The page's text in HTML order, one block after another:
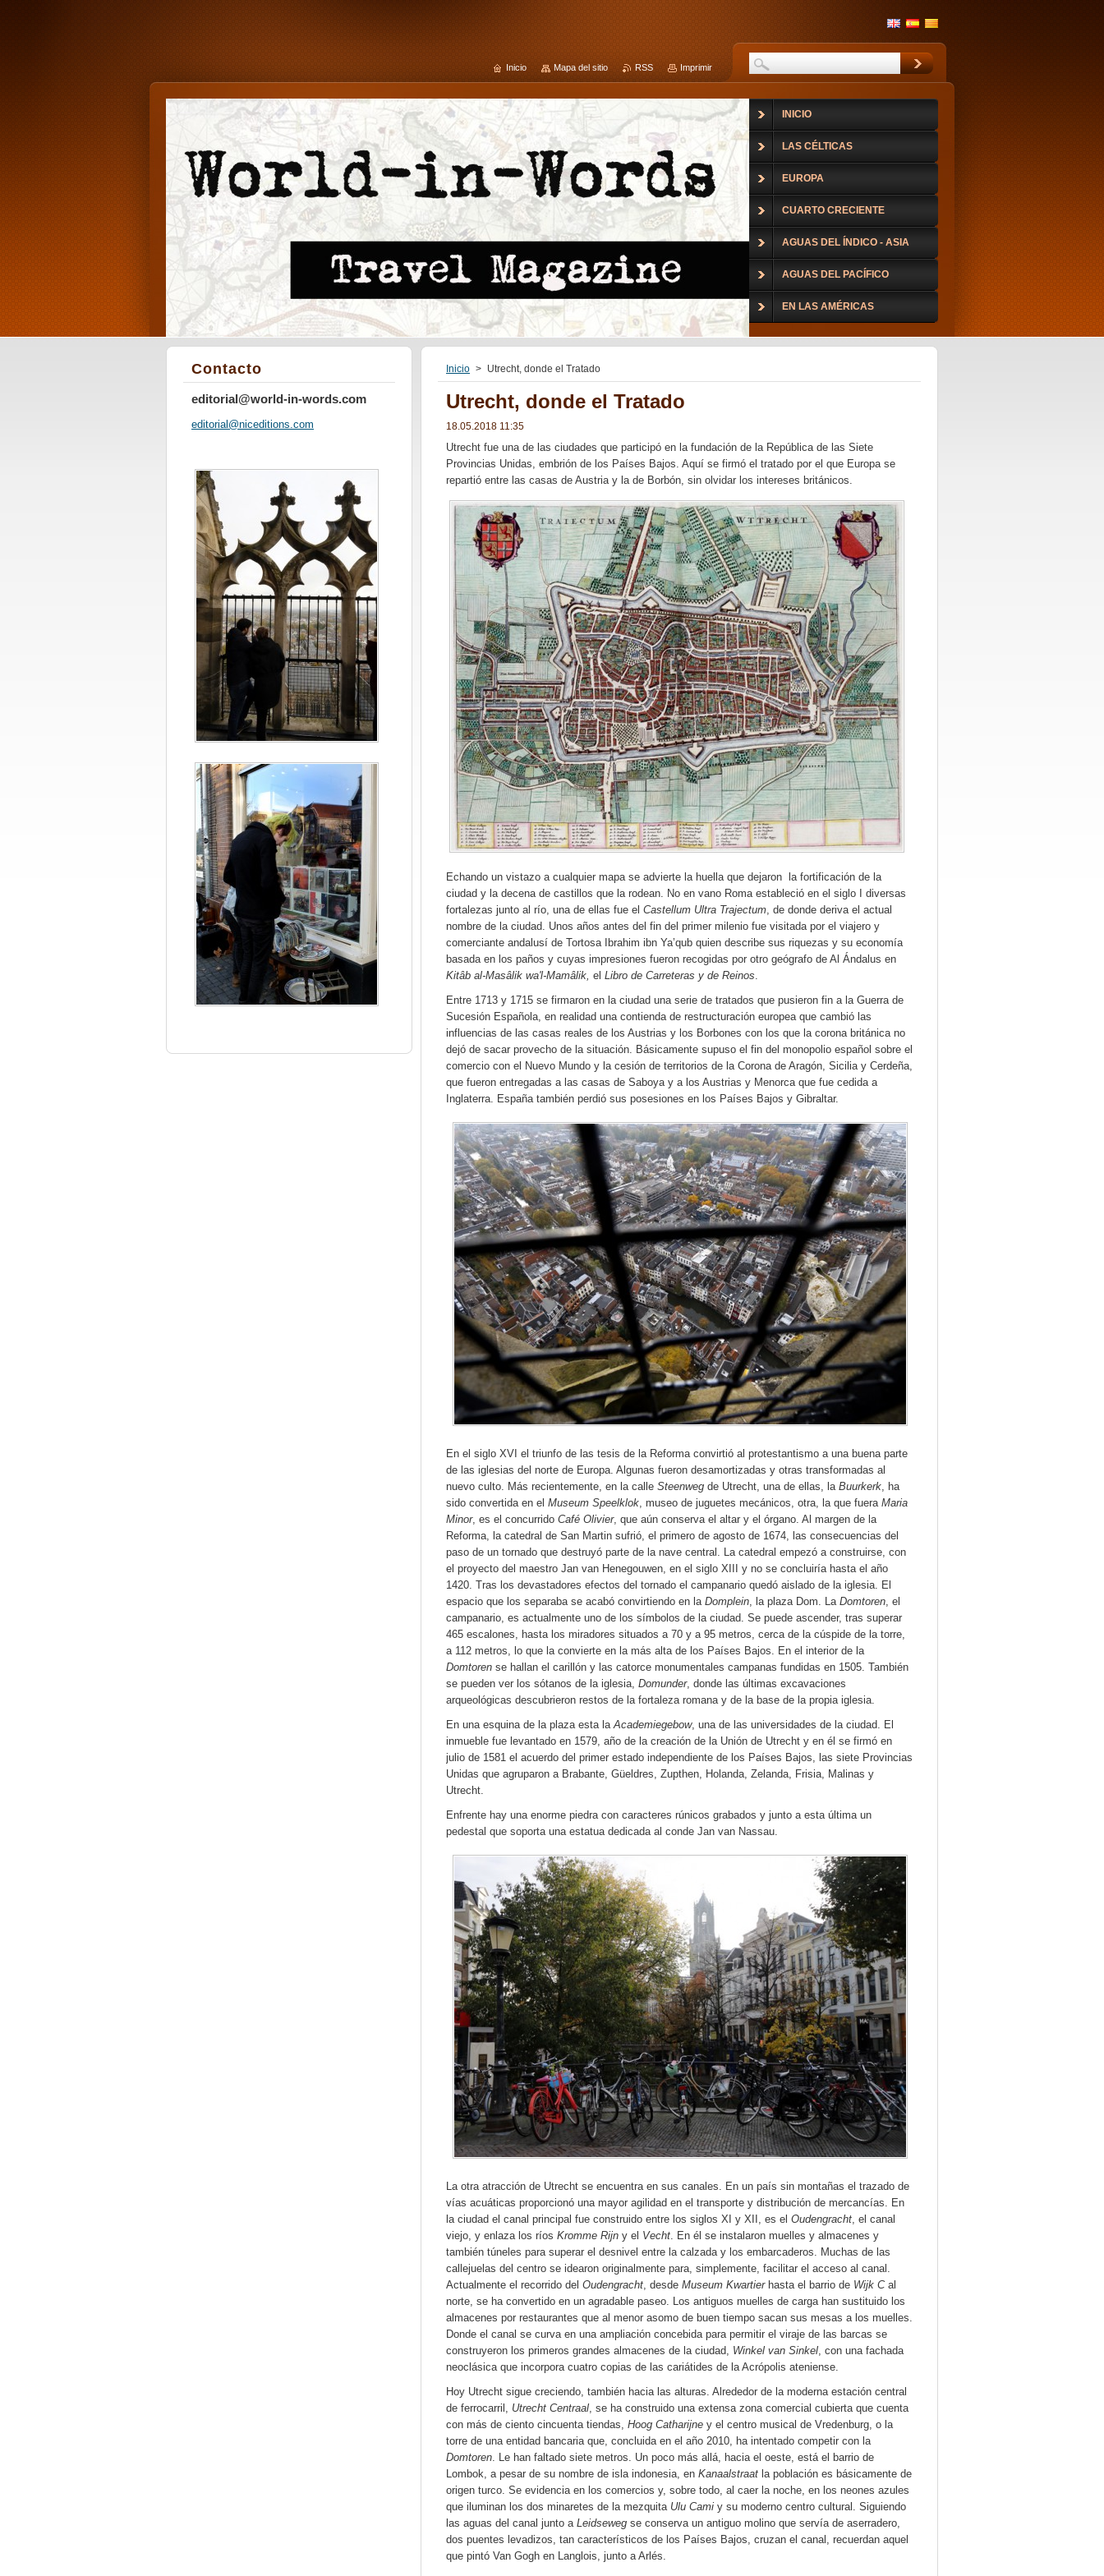
Inicio > Utrecht, donde el Tratado
Utrecht, donde el Tratado
18.05.2018 11:35
Utrecht fue una de las ciudades que participó en la fundación de la República de las Siete
Provincias Unidas, embrión de los Países Bajos. Aquí se firmó el tratado por el que Europa se
repartió entre las casas de Austria y la de Borbón, sin olvidar los intereses británicos.
Echando un vistazo a cualquier mapa se advierte la huella que dejaron la fortificación de la
ciudad y la decena de castillos que la rodean. No en vano Roma estableció en el siglo I diversas
fortalezas junto al río, una de ellas fue el Castellum Ultra Trajectum, de donde deriva el actual
nombre de la ciudad. Unos años antes del fin del primer milenio fue visitada por el viajero y
comerciante andalusí de Tortosa Ibrahim ibn Ya’qub quien describe sus riquezas y su economía
basada en los paños y cuyas impresiones fueron recogidas por otro geógrafo de Al Ándalus en
Kitâb al-Masâlik wa'l-Mamâlik, el Libro de Carreteras y de Reinos.
Entre 1713 y 1715 se firmaron en la ciudad una serie de tratados que pusieron fin a la Guerra de
Sucesión Española, en realidad una contienda de restructuración europea que cambió las
influencias de las casas reales de los Austrias y los Borbones con los que la corona británica no
dejó de sacar provecho de la situación. Básicamente supuso el fin del monopolio español sobre el
comercio con el Nuevo Mundo y la cesión de territorios de la Corona de Aragón, Sicilia y Cerdeña,
que fueron entregadas a las casas de Saboya y a los Austrias y Menorca que fue cedida a
Inglaterra. España también perdió sus posesiones en los Países Bajos y Gibraltar.
En el siglo XVI el triunfo de las tesis de la Reforma convirtió al protestantismo a una buena parte
de las iglesias del norte de Europa. Algunas fueron desamortizadas y otras transformadas al
nuevo culto. Más recientemente, en la calle Steenweg de Utrecht, una de ellas, la Buurkerk, ha
sido convertida en el Museum Speelklok, museo de juguetes mecánicos, otra, la que fuera Maria
Minor, es el concurrido Café Olivier, que aún conserva el altar y el órgano. Al margen de la
Reforma, la catedral de San Martin sufrió, el primero de agosto de 1674, las consecuencias del
paso de un tornado que destruyó parte de la nave central. La catedral empezó a construirse, con
el proyecto del maestro Jan van Henegouwen, en el siglo XIII y no se concluiría hasta el año
1420. Tras los devastadores efectos del tornado el campanario quedó aislado de la iglesia. El
espacio que los separaba se acabó convirtiendo en la Domplein, la plaza Dom. La Domtoren, el
campanario, es actualmente uno de los símbolos de la ciudad. Se puede ascender, tras superar
465 escalones, hasta los miradores situados a 70 y a 95 metros, cerca de la cúspide de la torre,
a 112 metros, lo que la convierte en la más alta de los Países Bajos. En el interior de la
Domtoren se hallan el carillón y las catorce monumentales campanas fundidas en 1505. También
se pueden ver los sótanos de la iglesia, Domunder, donde las últimas excavaciones
arqueológicas descubrieron restos de la fortaleza romana y de la base de la propia iglesia.
En una esquina de la plaza esta laAcademiegebow, una de las universidades de la ciudad. El
inmueble fue levantado en 1579, año de la creación de la Unión de Utrecht y en él se firmó en
julio de 1581 el acuerdo del primer estado independiente de los Países Bajos, las siete Provincias
Unidas que agruparon a Brabante, Güeldres, Zupthen, Holanda, Zelanda, Frisia, Malinas y
Utrecht.
Enfrente hay una enorme piedra con caracteres rúnicos grabados y junto a esta última un
pedestal que soporta una estatua dedicada al conde Jan van Nassau.
La otra atracción de Utrecht se encuentra en sus canales. En un país sin montañas el trazado de
vías acuáticas proporcionó una mayor agilidad en el transporte y distribución de mercancías. En
la ciudad el canal principal fue construido entre los siglos XI y XII, es el Oudengracht, el canal
viejo, y enlaza los ríos Kromme Rijn y el Vecht. En él se instalaron muelles y almacenes y
también túneles para superar el desnivel entre la calzada y los embarcaderos. Muchas de las
callejuelas del centro se idearon originalmente para, simplemente, facilitar el acceso al canal.
Actualmente el recorrido del Oudengracht, desde Museum Kwartierhasta el barrio de Wijk Cal
norte, se ha convertido en un agradable paseo. Los antiguos muelles de carga han sustituido los
almacenes por restaurantes que al menor asomo de buen tiempo sacan sus mesas a los muelles.
Donde el canal se curva en una ampliación concebida para permitir el viraje de las barcas se
construyeron los primeros grandes almacenes de la ciudad, Winkel van Sinkel, con una fachada
neoclásica que incorpora cuatro copias de las cariátides de la Acrópolis ateniense.
Hoy Utrecht sigue creciendo, también hacia las alturas. Alrededor de la moderna estación central
de ferrocarril, Utrecht Centraal, se ha construido una extensa zona comercial cubierta que cuenta
con más de ciento cincuenta tiendas, Hoog Catharijne y el centro musical de Vredenburg, o la
torre de una entidad bancaria que, concluida en el año 2010, ha intentado competir con la
Domtoren. Le han faltado siete metros. Un poco más allá, hacia el oeste, está el barrio de
Lombok, a pesar de su nombre de isla indonesia, en Kanaalstraat la población es básicamente de
origen turco. Se evidencia en los comercios y, sobre todo, al caer la noche, en los neones azules
que iluminan los dos minaretes de la mezquita Ulu Cami y su moderno centro cultural. Siguiendo
las aguas del canal junto a Leidseweg se conserva un antiguo molino que servía de aserradero,
dos puentes levadizos, tan característicos de los Países Bajos, cruzan el canal, recuerdan aquel
que pintó Van Gogh en Langlois, junto a Arlés.
Contacto
editorial@world-in-words.com
editorial@niceditions.com
INICIO
LAS CÉLTICAS
EUROPA
CUARTO CRECIENTE
AGUAS DEL ÍNDICO - ASIA
AGUAS DEL PACÍFICO
EN LAS AMÉRICAS
Inicio Mapa del sitio RSS Imprimir